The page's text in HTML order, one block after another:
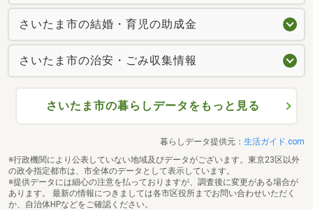
さいたま市の結婚・育児の助成金
さいたま市の治安・ごみ収集情報
さいたま市の暮らしデータをもっと見る
暮らしデータ提供元： 生活ガイド.com
※行政機関により公表していない地域及びデータがございます。東京23区以外
の政令指定都市は、市全体のデータとして表示しています。
※提供データには細心の注意を払っておりますが、調査後に変更がある場合が
あります。 最新の情報につきましては各市区役所までお問い合わせいただく
か、自治体HPなどをご確認ください。